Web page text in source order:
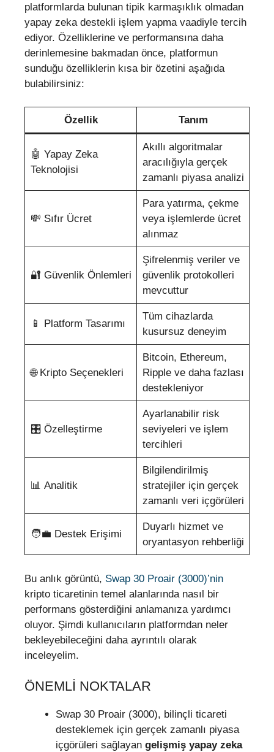
platformlarda bulunan tipik karmaşıklık olmadan
yapay zeka destekli işlem yapma vaadiyle tercih
ediyor. Özelliklerine ve performansına daha
derinlemesine bakmadan önce, platformun
sunduğu özelliklerin kısa bir özetini aşağıda
bulabilirsiniz:
Özellik Tanım
🤖 Yapay Zeka
Teknolojisi
Akıllı algoritmalar
aracılığıyla gerçek
zamanlı piyasa analizi
💸 Sıfır Ücret
Para yatırma, çekme
veya işlemlerde ücret
alınmaz
🔐 Güvenlik Önlemleri
Şifrelenmiş veriler ve
güvenlik protokolleri
mevcuttur
📱 Platform Tasarımı
Tüm cihazlarda
kusursuz deneyim
🌐 Kripto Seçenekleri
Bitcoin, Ethereum,
Ripple ve daha fazlası
destekleniyor
🎛️ Özelleştirme
Ayarlanabilir risk
seviyeleri ve işlem
tercihleri
📊 Analitik
Bilgilendirilmiş
stratejiler için gerçek
zamanlı veri içgörüleri
🧑‍💼 Destek Erişimi
Duyarlı hizmet ve
oryantasyon rehberliği
Bu anlık görüntü, Swap 30 Proair (3000)’nin
kripto ticaretinin temel alanlarında nasıl bir
performans gösterdiğini anlamanıza yardımcı
oluyor. Şimdi kullanıcıların platformdan neler
bekleyebileceğini daha ayrıntılı olarak
inceleyelim.
ÖNEMLI NOKTALAR
Swap 30 Proair (3000), bilinçli ticareti
desteklemek için gerçek zamanlı piyasa
içgörüleri sağlayan gelişmiş yapay zeka